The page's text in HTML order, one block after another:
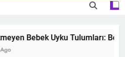
Bebek Uyku Tulumları: